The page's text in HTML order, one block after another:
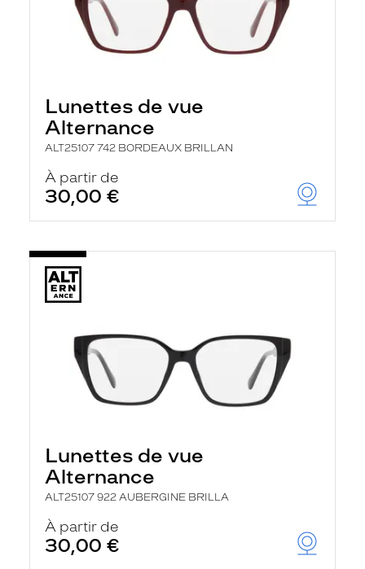
Lunettes de vue
Alternance
ALT25107 742 BORDEAUX BRILLAN
À partir de
30,00 €
Lunettes de vue
Alternance
ALT25107 922 AUBERGINE BRILLA
À partir de
30,00 €